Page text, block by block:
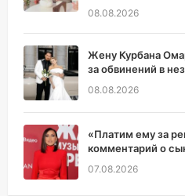
08.08.2026
Жену Курбана
за обвинений в
08.08.2026
«Платим ему за
комментарий о
07.08.2026